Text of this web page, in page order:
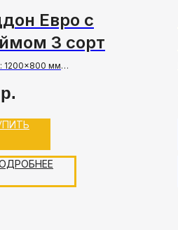
Евро с
3 сорт
1200×800 мм
Б/У
с НДС
р.